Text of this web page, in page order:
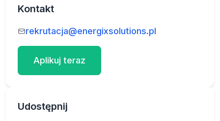
Kontakt
rekrutacja@energixsolutions.pl
Aplikuj teraz
Udostępnij